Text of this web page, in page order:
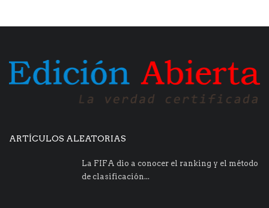
ARTÍCULOS ALEATORIAS
La FIFA dio a conocer el ranking y el método
de clasificación...